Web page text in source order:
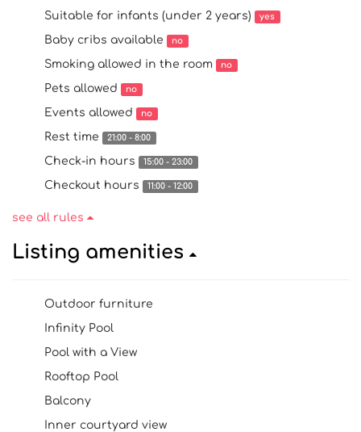
Suitable for infants (under 2 years) yes
Baby cribs available no
Smoking allowed in the room no
Pets allowed no
Events allowed no
Rest time 21:00 - 8:00
Check-in hours 15:00 - 23:00
Checkout hours 11:00 - 12:00
see all rules
Listing amenities
Outdoor furniture
Infinity Pool
Pool with a View
Rooftop Pool
Balcony
Inner courtyard view